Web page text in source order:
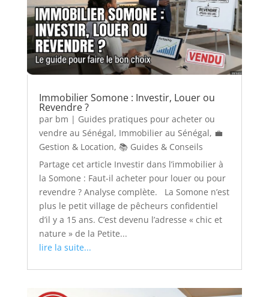
Immobilier Somone : Investir, Louer ou
Revendre ?
par bm | Guides pratiques pour acheter ou
vendre au Sénégal, Immobilier au Sénégal, 💼
Gestion & Location, 📚 Guides & Conseils
Partage cet article Investir dans l’immobilier à
la Somone : Faut-il acheter pour louer ou pour
revendre ? Analyse complète. La Somone n’est
plus le petit village de pêcheurs confidentiel
d’il y a 15 ans. C’est devenu l’adresse « chic et
nature » de la Petite...
lire la suite...